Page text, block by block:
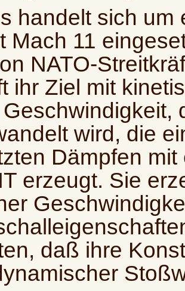
handelt sich um
Mach 11
NATO-
ihr Ziel mit
wird, die
Dämpfen
erzeugt. Sie
daß ihre